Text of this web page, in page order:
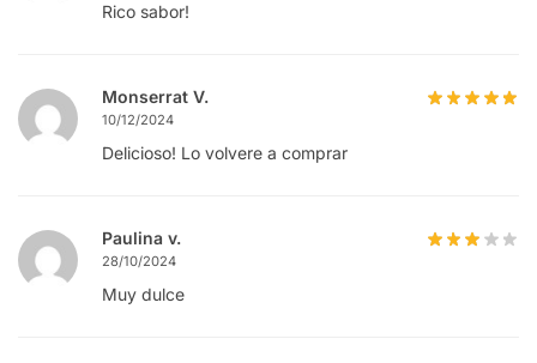
Rico sabor!
Monserrat V.
10/12/2024
Delicioso! Lo volvere a comprar
Paulina v.
28/10/2024
Muy dulce